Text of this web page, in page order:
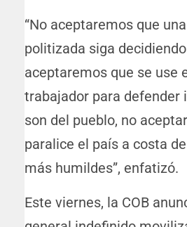
“No aceptaremos que
politizada siga
aceptaremos que se use
trabajador para defender
son del pueblo, no
paralice el país a costa
más humildes”, enfatizó.
Este viernes, la COB